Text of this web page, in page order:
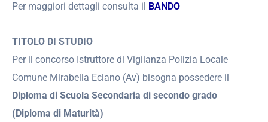
Per maggiori dettagli consulta il BANDO
TITOLO DI STUDIO
Per il concorso Istruttore di Vigilanza Polizia Locale
Comune Mirabella Eclano (Av) bisogna possedere il
Diploma di Scuola Secondaria di secondo grado
(Diploma di Maturità)